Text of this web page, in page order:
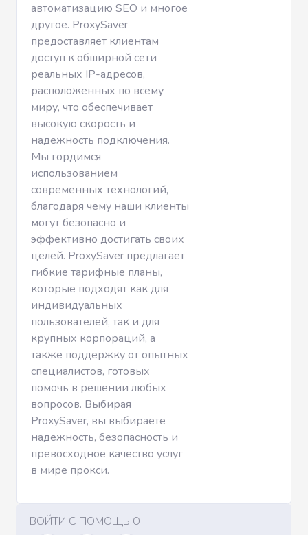
автоматизацию SEO и многое
другое. ProxySaver
предоставляет клиентам
доступ к обширной сети
реальных IP-адресов,
расположенных по всему
миру, что обеспечивает
высокую скорость и
надежность подключения.
Мы гордимся
использованием
современных технологий,
благодаря чему наши клиенты
могут безопасно и
эффективно достигать своих
целей. ProxySaver предлагает
гибкие тарифные планы,
которые подходят как для
индивидуальных
пользователей, так и для
крупных корпораций, а
также поддержку от опытных
специалистов, готовых
помочь в решении любых
вопросов. Выбирая
ProxySaver, вы выбираете
надежность, безопасность и
превосходное качество услуг
в мире прокси.
ВОЙТИ С ПОМОЩЬЮ